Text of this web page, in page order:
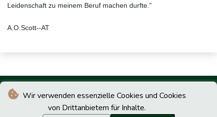
Wir verwenden essenzielle Cookies und Cookies
von Drittanbietern für Inhalte.
Leidenschaft zu meinem Beruf machen durfte."
A.O.Scott--AT